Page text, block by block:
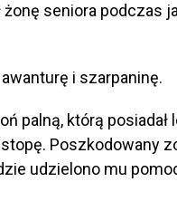
seniora podczas
i szarpaninę.
palną, którą posiadał
Poszkodowany
udzielono mu